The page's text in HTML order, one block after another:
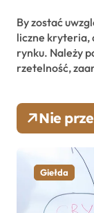
By zostać
liczne kryteria,
rynku. Należy
rzetelność,
Nie
Giełda